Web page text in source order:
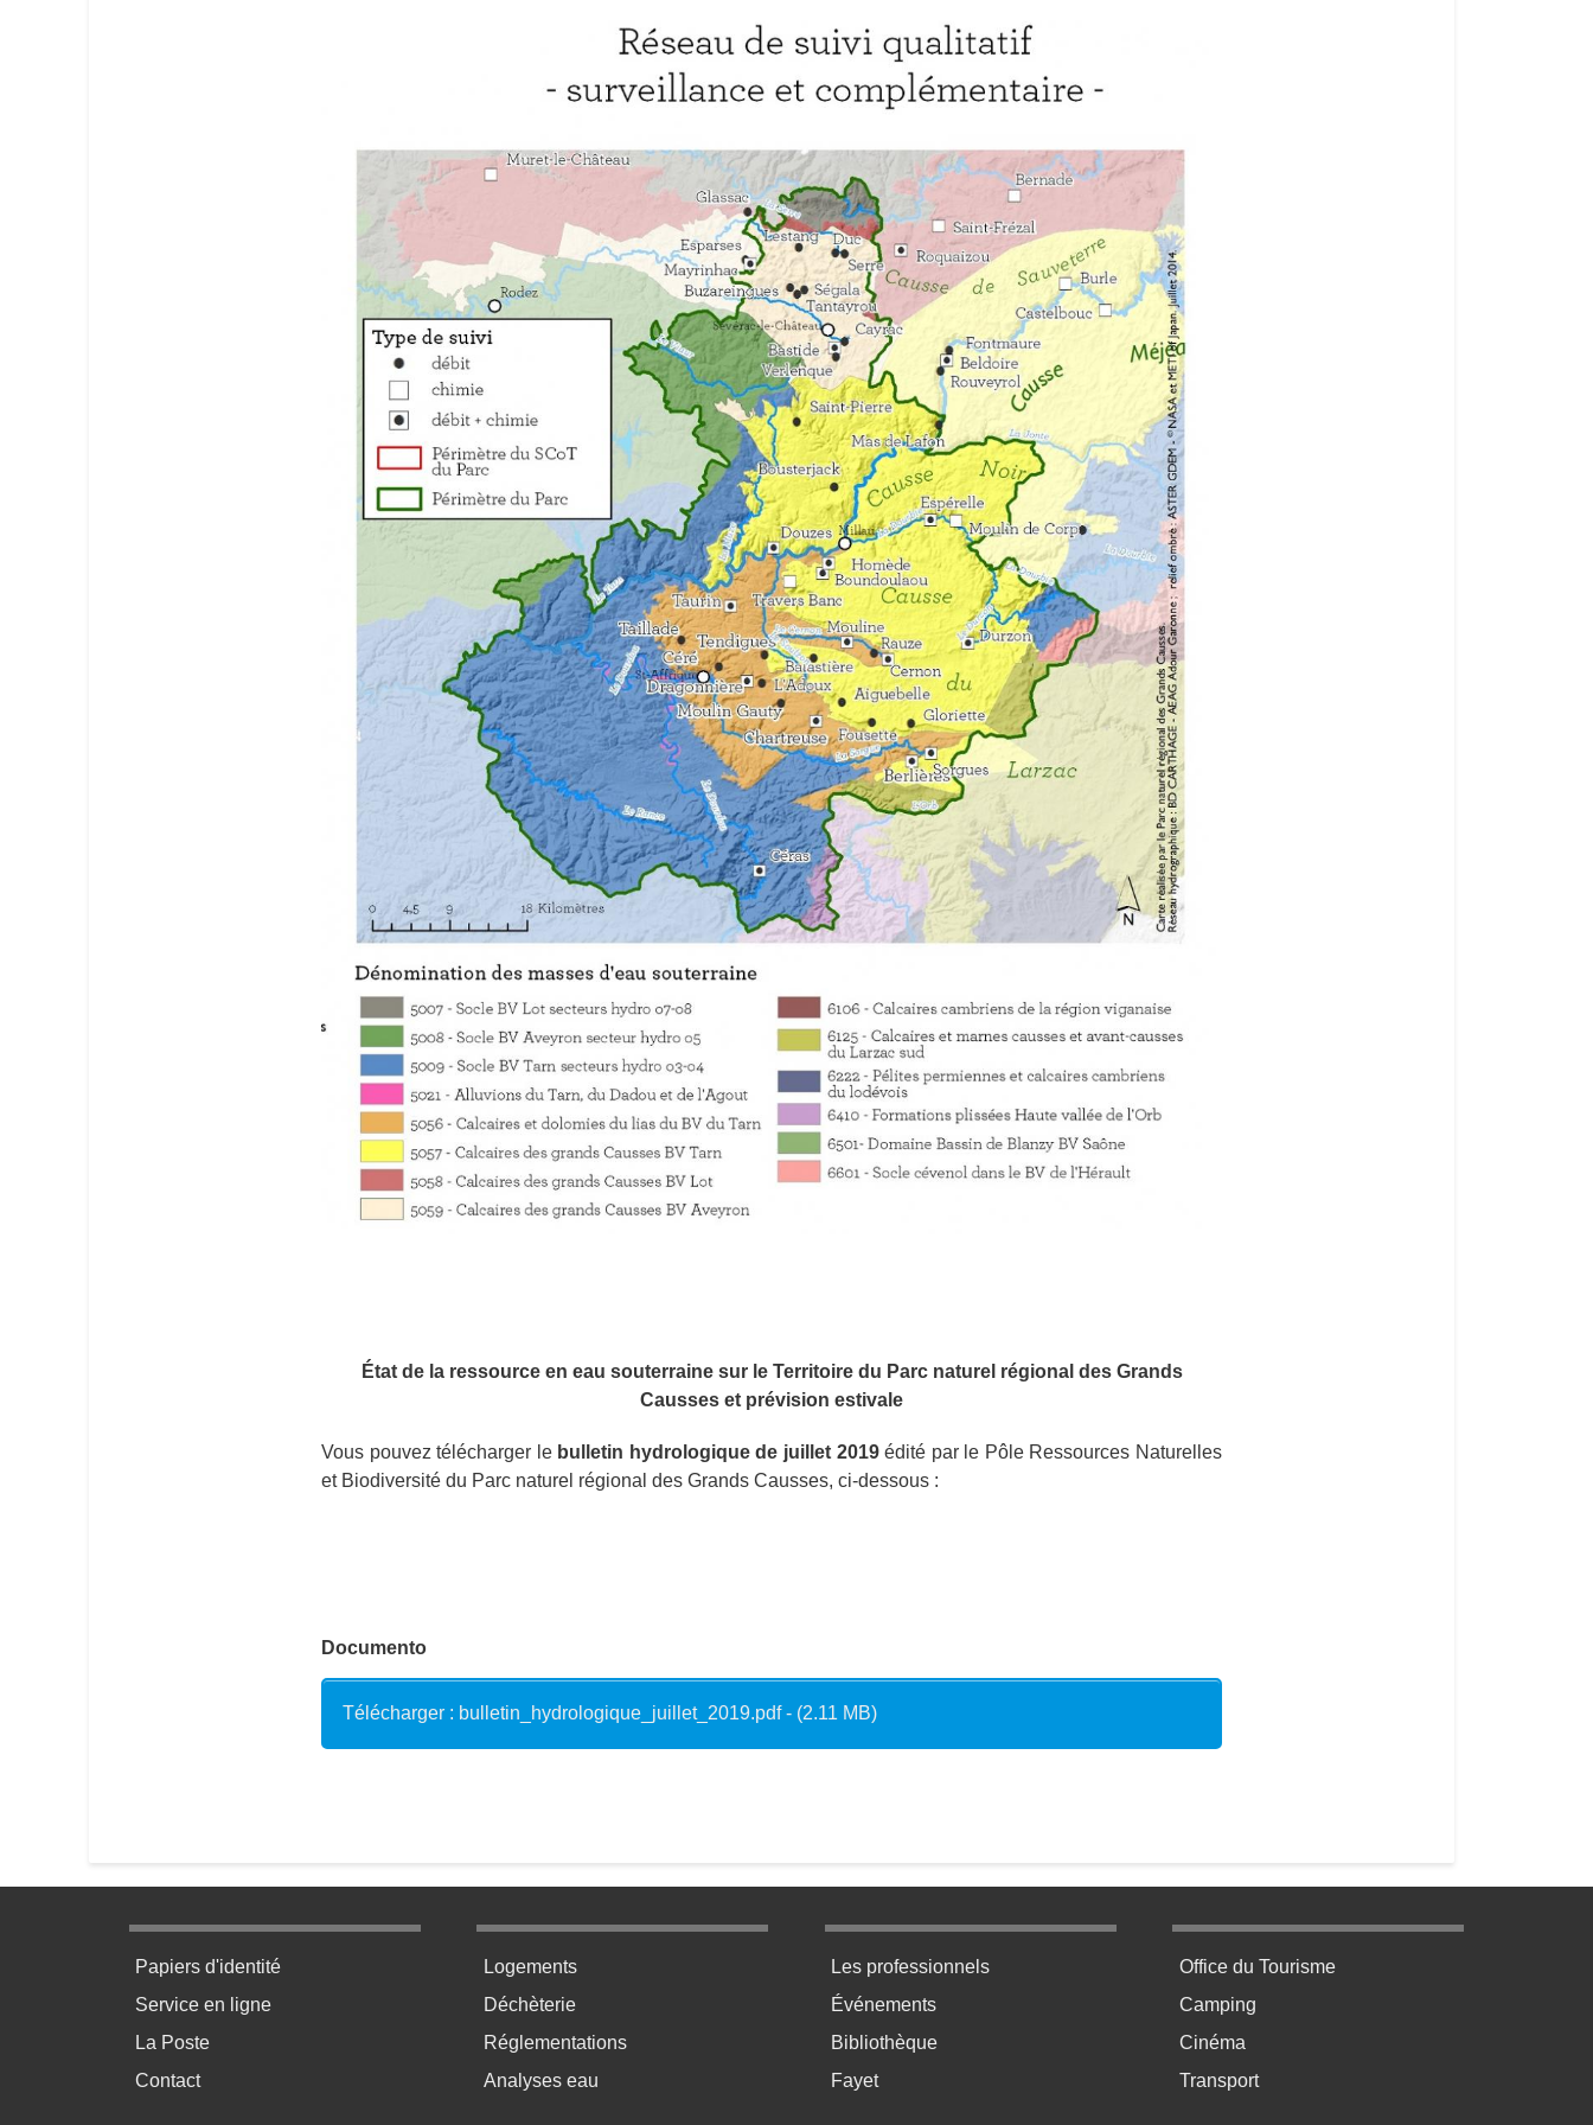
État de la ressource en eau souterraine sur le Territoire du Parc naturel régional des Grands
Causses et prévision estivale
Vous pouvez télécharger lebulletin hydrologique de juillet 2019édité par le Pôle Ressources Naturelles
et Biodiversité du Parc naturel régional des Grands Causses, ci-dessous :
Documento
Télécharger : bulletin_hydrologique_juillet_2019.pdf - (2.11 MB)
Menu pratique bas de page 1
Papiers d'identité
Service en ligne
La Poste
Contact
Menu pratique bas de page 2
Logements
Déchèterie
Réglementations
Analyses eau
Menu pratique bas de page 3
Les professionnels
Événements
Bibliothèque
Fayet
Menu pratique bas de page 4
Office du Tourisme
Camping
Cinéma
Transport